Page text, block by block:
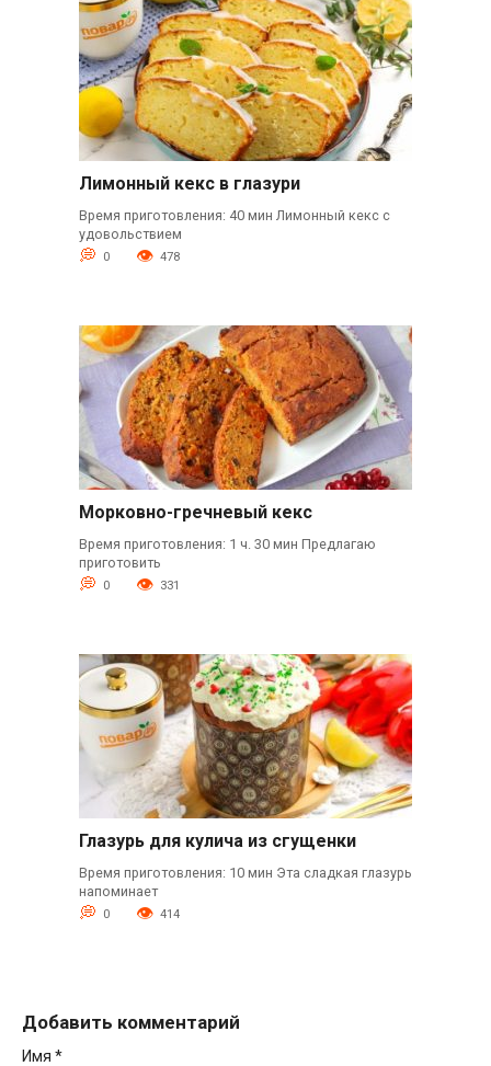
Лимонный кекс в глазури
Время приготовления: 40 мин Лимонный кекс с
удовольствием
0 478
Морковно-гречневый кекс
Время приготовления: 1 ч. 30 мин Предлагаю
приготовить
0 331
Глазурь для кулича из сгущенки
Время приготовления: 10 мин Эта сладкая глазурь
напоминает
0 414
Добавить комментарий
Имя *